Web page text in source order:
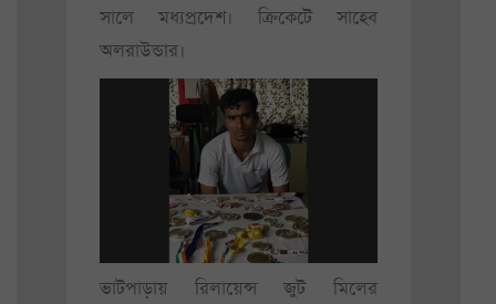
সালে ‌মধ্যপ্রদেশ। ক্রিকেটে সাহেব
অলরাউন্ডার।
ভাটপাড়ায় রিলায়েন্স জুট মিলের